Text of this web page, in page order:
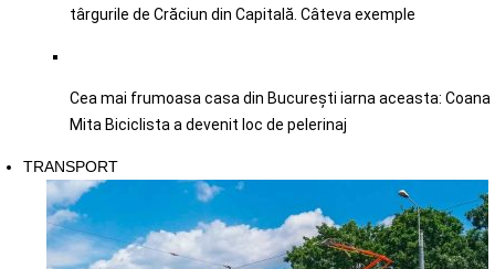
târgurile de Crăciun din Capitală. Câteva exemple
Cea mai frumoasa casa din București iarna aceasta: Coana
Mita Biciclista a devenit loc de pelerinaj
TRANSPORT